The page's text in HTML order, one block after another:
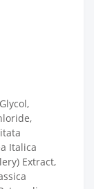
Italica
Extract,